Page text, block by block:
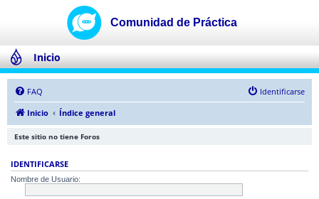
Inicio
FAQ
Identificarse
Inicio
Índice general
Este sitio no tiene Foros
IDENTIFICARSE
Nombre de Usuario: